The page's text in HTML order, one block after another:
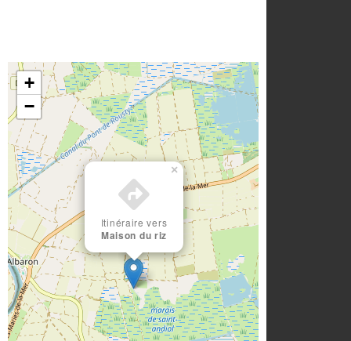
Itinéraire vers
Maison du riz
×
+
−